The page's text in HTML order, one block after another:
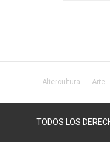
Altercultura Arte
TODOS LOS